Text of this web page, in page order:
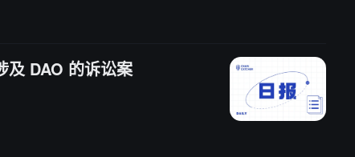
及 DAO 的诉讼案